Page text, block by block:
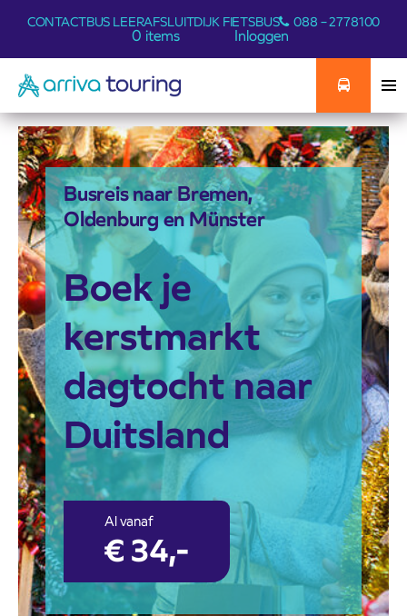
CONTACTBUS LEERAFSLUITDIJK FIETSBUS 088 – 2778100
0 items Inloggen
Busreis naar Bremen,
Oldenburg en Münster
Boek je
kerstmarkt
dagtocht naar
Duitsland
Al vanaf
€ 34,-